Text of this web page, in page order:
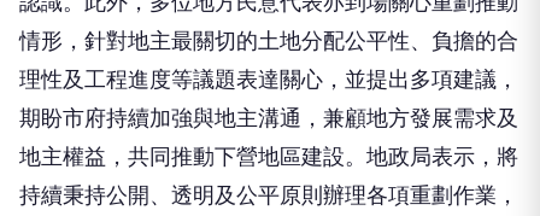
情形，針對地主最關切的土地分配公平性、負擔的合
理性及工程進度等議題表達關心，並提出多項建議，
期盼市府持續加強與地主溝通，兼顧地方發展需求及
地主權益，共同推動下營地區建設。地政局表示，將
持續秉持公開、透明及公平原則辦理各項重劃作業，